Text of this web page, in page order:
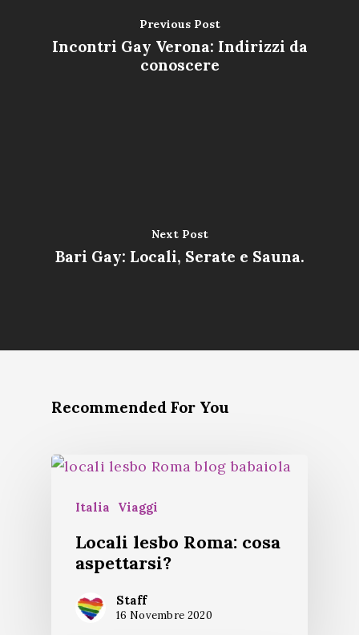
Previous Post
Incontri Gay Verona: Indirizzi da
conoscere
Next Post
Bari Gay: Locali, Serate e Sauna.
Recommended For You
Italia Viaggi
Locali lesbo Roma: cosa
aspettarsi?
Staff
16 Novembre 2020